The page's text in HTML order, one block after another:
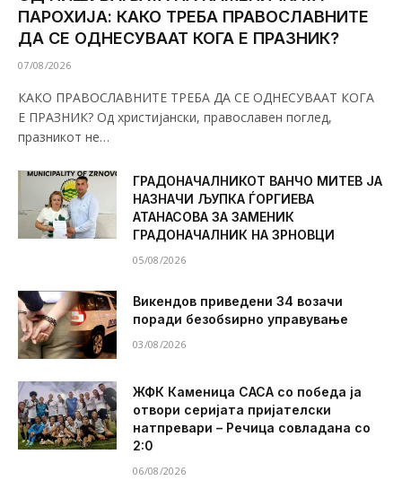
ПАРОХИЈА: КАКО ТРЕБА ПРАВОСЛАВНИТЕ
ДА СЕ ОДНЕСУВААТ КОГА Е ПРАЗНИК?
07/08/2026
КАКО ПРАВОСЛАВНИТЕ ТРЕБА ДА СЕ ОДНЕСУВААТ КОГА
Е ПРАЗНИК? Од христијански, православен поглед,
празникот не…
ГРАДОНАЧАЛНИКОТ ВАНЧО МИТЕВ ЈА
НАЗНАЧИ ЉУПКА ЃОРГИЕВА
АТАНАСОВА ЗА ЗАМЕНИК
ГРАДОНАЧАЛНИК НА ЗРНОВЦИ
05/08/2026
Викендов приведени 34 возачи
поради безобѕирно управување
03/08/2026
ЖФК Каменица САСА со победа ја
отвори серијата пријателски
натпревари – Речица совладана со
2:0
06/08/2026